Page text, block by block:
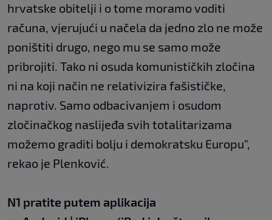
hrvatske obitelji i o tome moramo voditi
računa, vjerujući u načela da jedno zlo ne može
poništiti drugo, nego mu se samo može
pribrojiti. Tako ni osuda komunističkih zločina
ni na koji način ne relativizira fašističke,
naprotiv. Samo odbacivanjem i osudom
zločinačkog naslijeđa svih totalitarizama
možemo graditi bolju i demokratsku Europu",
rekao je Plenković.
N1 pratite putem aplikacija